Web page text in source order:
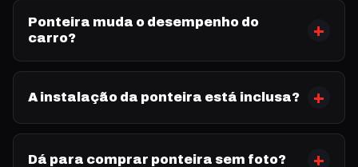
Ponteira muda o desempenho do
carro?
A instalação da ponteira está inclusa?
Dá para comprar ponteira sem foto?